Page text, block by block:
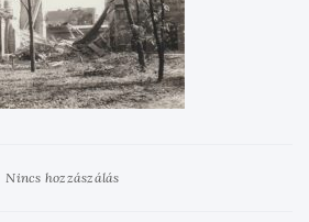
Nincs hozzászálás